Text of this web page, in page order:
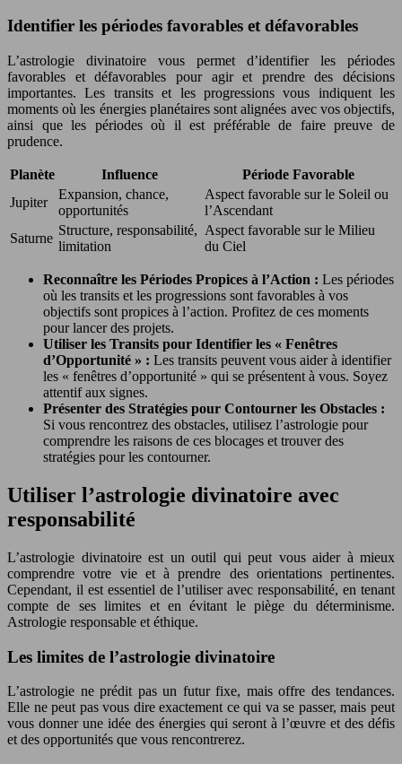
Identifier les périodes favorables et défavorables
L’astrologie divinatoire vous permet d’identifier les périodes
favorables et défavorables pour agir et prendre des décisions
importantes. Les transits et les progressions vous indiquent les
moments où les énergies planétaires sont alignées avec vos objectifs,
ainsi que les périodes où il est préférable de faire preuve de
prudence.
Planète Influence
Période Favorable
Jupiter
Expansion, chance,
opportunités
Aspect favorable sur le Soleil ou
l’Ascendant
Saturne
Structure, responsabilité,
limitation
Aspect favorable sur le Milieu
du Ciel
Reconnaître les Périodes Propices à l’Action : Les périodes
où les transits et les progressions sont favorables à vos
objectifs sont propices à l’action. Profitez de ces moments
pour lancer des projets.
Utiliser les Transits pour Identifier les « Fenêtres
d’Opportunité » : Les transits peuvent vous aider à identifier
les « fenêtres d’opportunité » qui se présentent à vous. Soyez
attentif aux signes.
Présenter des Stratégies pour Contourner les Obstacles :
Si vous rencontrez des obstacles, utilisez l’astrologie pour
comprendre les raisons de ces blocages et trouver des
stratégies pour les contourner.
Utiliser l’astrologie divinatoire avec
responsabilité
L’astrologie divinatoire est un outil qui peut vous aider à mieux
comprendre votre vie et à prendre des orientations pertinentes.
Cependant, il est essentiel de l’utiliser avec responsabilité, en tenant
compte de ses limites et en évitant le piège du déterminisme.
Astrologie responsable et éthique.
Les limites de l’astrologie divinatoire
L’astrologie ne prédit pas un futur fixe, mais offre des tendances.
Elle ne peut pas vous dire exactement ce qui va se passer, mais peut
vous donner une idée des énergies qui seront à l’œuvre et des défis
et des opportunités que vous rencontrerez.